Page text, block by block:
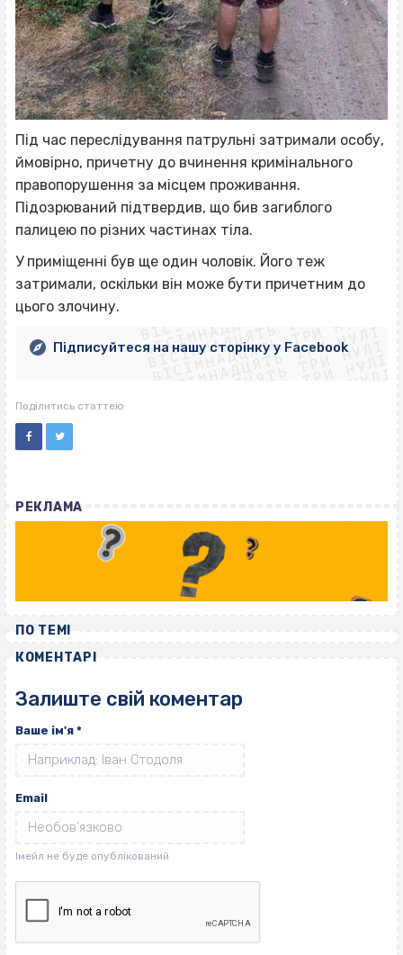
Під час переслідування патрульні затримали особу,
ймовірно, причетну до вчинення кримінального
правопорушення за місцем проживання.
Підозрюваний підтвердив, що бив загиблого
палицею по різних частинах тіла.
У приміщенні був ще один чоловік. Його теж
затримали, оскільки він може бути причетним до
цього злочину.
ВІСІМНАДЦЯТЬ ТРИ НУЛІ
ВІСІМНАДЦЯТЬ ТРИ НУЛІ
ВІСІМНАДЦЯТЬ ТРИ НУЛІ
ВІСІМНАДЦЯТЬ ТРИ НУЛІ
ВІСІМНАДЦЯТЬ ТРИ НУЛІ
ВІСІМНАДЦЯТЬ ТРИ НУЛІ
ВІСІМНАДЦЯТЬ ТРИ НУЛІ
ВІСІМНАДЦЯТЬ ТРИ НУЛІ
Підписуйтеся на нашу сторінку у Facebook
Поділитись статтею
РЕКЛАМА
ПО ТЕМІ
КОМЕНТАРІ
Залиште свій коментар
Ваше ім'я *
Email